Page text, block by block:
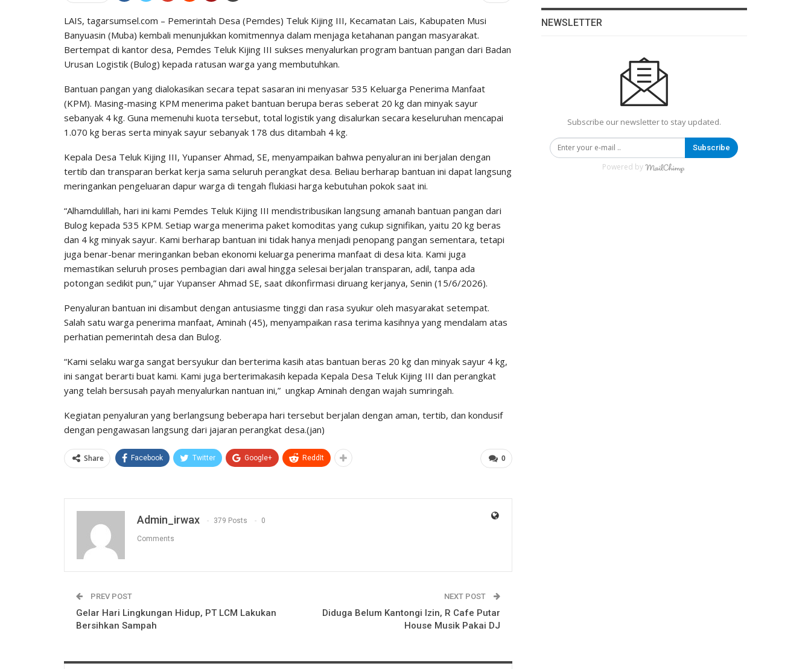
LAIS, tagarsumsel.com – Pemerintah Desa (Pemdes) Teluk Kijing III, Kecamatan Lais, Kabupaten Musi
Banyuasin (Muba) kembali menunjukkan komitmennya dalam menjaga ketahanan pangan masyarakat.
Bertempat di kantor desa, Pemdes Teluk Kijing III sukses menyalurkan program bantuan pangan dari Badan
Urusan Logistik (Bulog) kepada ratusan warga yang membutuhkan.
Bantuan pangan yang dialokasikan secara tepat sasaran ini menyasar 535 Keluarga Penerima Manfaat
(KPM). Masing-masing KPM menerima paket bantuan berupa beras seberat 20 kg dan minyak sayur
sebanyak 4 kg. Guna memenuhi kuota tersebut, total logistik yang disalurkan secara keseluruhan mencapai
1.070 kg beras serta minyak sayur sebanyak 178 dus ditambah 4 kg.
Kepala Desa Teluk Kijing III, Yupanser Ahmad, SE, menyampaikan bahwa penyaluran ini berjalan dengan
tertib dan transparan berkat kerja sama seluruh perangkat desa. Beliau berharap bantuan ini dapat langsung
meringankan pengeluaran dapur warga di tengah flukiasi harga kebutuhan pokok saat ini.
“Alhamdulillah, hari ini kami Pemdes Teluk Kijing III mendistribusikan langsung amanah bantuan pangan dari
Bulog kepada 535 KPM. Setiap warga menerima paket komoditas yang cukup signifikan, yaitu 20 kg beras
dan 4 kg minyak sayur. Kami berharap bantuan ini tidak hanya menjadi penopang pangan sementara, tetapi
juga benar-benar meringankan beban ekonomi keluarga penerima manfaat di desa kita. Kami juga
memastikan seluruh proses pembagian dari awal hingga selesai berjalan transparan, adil, tanpa ada
potongan sedikit pun,” ujar Yupanser Ahmad SE, saat dikonfirmasi diruang kerjanya, Senin (15/6/2026).
Penyaluran bantuan ini disambut dengan antusiasme tinggi dan rasa syukur oleh masyarakat setempat.
Salah satu warga penerima manfaat, Aminah (45), menyampaikan rasa terima kasihnya yang mendalam atas
perhatian pemerintah desa dan Bulog.
“Kami selaku warga sangat bersyukur dan berterima kasih atas bantuan beras 20 kg dan minyak sayur 4 kg,
ini sangat berarti buat kami. Kami juga berterimakasih kepada Kepala Desa Teluk Kijing III dan perangkat
yang telah bersusah payah menyalurkan nantuan ini,” ungkap Aminah dengan wajah sumringah.
Kegiatan penyaluran yang berlangsung beberapa hari tersebut berjalan dengan aman, tertib, dan kondusif
dengan pengawasan langsung dari jajaran perangkat desa.(jan)
0
Share Facebook Twitter Google+ ReddIt
Admin_irwax 379 Posts 0
Comments
PREV POST
Gelar Hari Lingkungan Hidup, PT LCM Lakukan
Bersihkan Sampah
NEXT POST
Diduga Belum Kantongi Izin, R Cafe Putar
House Musik Pakai DJ
NEWSLETTER
Subscribe our newsletter to stay updated.
Subscribe
Powered by